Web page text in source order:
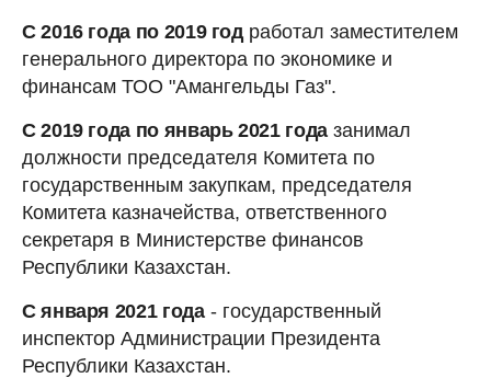
С 2016 года по 2019 годработал заместителем
генерального директора по экономике и
финансам ТОО "Амангельды Газ".
С 2019 года по январь 2021 годазанимал
должности председателя Комитета по
государственным закупкам, председателя
Комитета казначейства, ответственного
секретаря в Министерстве финансов
Республики Казахстан.
С января 2021 года- государственный
инспектор Администрации Президента
Республики Казахстан.